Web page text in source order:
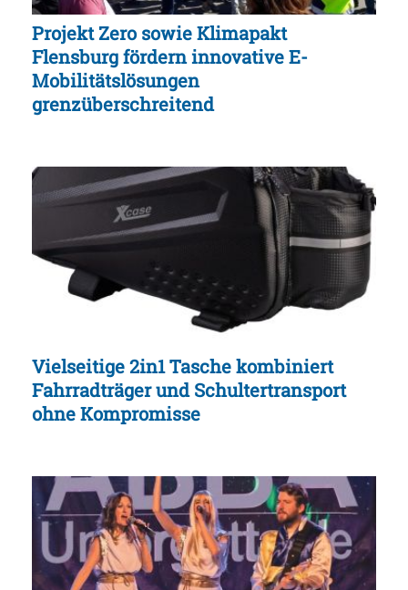
Projekt Zero sowie Klimapakt
Flensburg fördern innovative E-
Mobilitätslösungen
grenzüberschreitend
Vielseitige 2in1 Tasche kombiniert
Fahrradträger und Schultertransport
ohne Kompromisse